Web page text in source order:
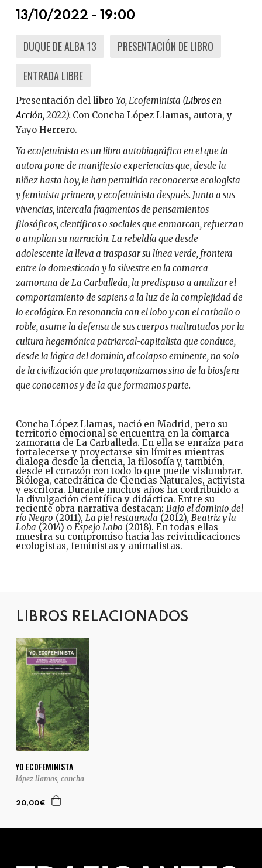
13/10/2022 - 19:00
DUQUE DE ALBA 13
PRESENTACIÓN DE LIBRO
ENTRADA LIBRE
Presentación del libro Yo, Ecofeminista (Libros en
Acción, 2022). Con Concha López Llamas, autora, y
Yayo Herrero.
Yo ecofeminista es un libro autobiográfico en el que la
autora pone de manifiesto experiencias que, desde la
niñez hasta hoy, le han permitido reconocerse ecologista
y feminista primero, y ecofeminista después. Junto a sus
vivencias, intercala fragmentos de pensamientos
filosóficos, científicos o sociales que enmarcan, refuerzan
o amplían su narración. La rebeldía que desde
adolescente la lleva a traspasar su línea verde, frontera
entre lo domesticado y lo silvestre en la comarca
zamorana de La Carballeda, la predispuso a analizar el
comportamiento de sapiens a la luz de la complejidad de
lo ecológico. En resonancia con el lobo y con el carballo o
roble, asume la defensa de sus cuerpos maltratados por la
cultura hegemónica patriarcal-capitalista que conduce,
desde la lógica del dominio, al colapso eminente, no solo
de la civilización que protagonizamos sino de la biosfera
que conocemos y de la que formamos parte.
Concha López Llamas, nació en Madrid, pero su
territorio emocional se encuentra en la comarca
zamorana de La Carballeda. En ella se enraíza para
fortalecerse y proyectarse sin límites mientras
dialoga desde la ciencia, la filosofía y, también,
desde el corazón con todo lo que puede vislumbrar.
Bióloga, catedrática de Ciencias Naturales, activista
y escritora. Durante muchos años ha contribuido a
la divulgación científica y didáctica. Entre su
reciente obra narrativa destacan: Bajo el dominio del
río Negro (2011), La piel restaurada (2012), Beatriz y la
Loba (2014) o Espejo Lobo (2018). En todas ellas
muestra su compromiso hacia las reivindicaciones
ecologistas, feministas y animalistas.
LIBROS RELACIONADOS
YO ECOFEMINISTA
lópez llamas, concha
20,00€